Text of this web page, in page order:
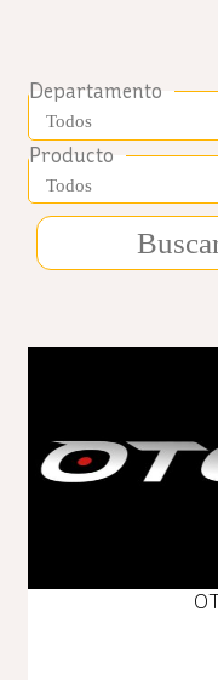
Departamento
Producto